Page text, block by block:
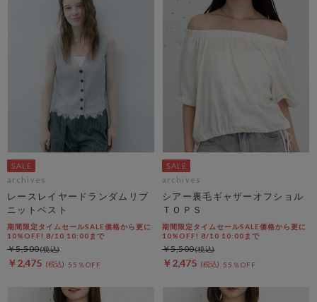
archives
レースレイヤードランダムリブ
ニットベスト
期間限定タイムセールSALE価格から更に
10%OFF! 8/10 10:00まで
￥2,475 55％OFF
￥5,500
archives
シアー裏毛ギャザーオフショル
ＴＯＰＳ
期間限定タイムセールSALE価格から更に
10%OFF! 8/10 10:00まで
￥2,475 55％OFF
￥5,500